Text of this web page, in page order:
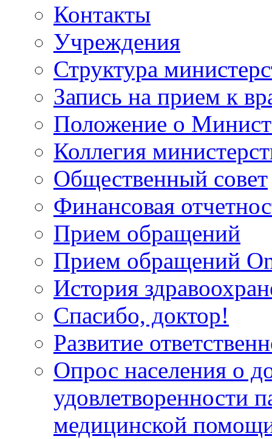
Контакты
Учреждения
Структура
Запись на прием к
Положение о
Коллегия
Общественный совет
Финансовая
Прием обращений
Прием обращений
История
Спасибо, доктор!
Развитие
Опрос населения о
удовлетворенности
медицинской